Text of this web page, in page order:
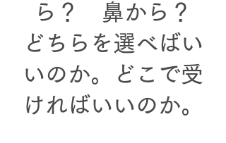
ら？ 鼻から？
どちらを選べばい
いのか。どこで受
ければいいのか。